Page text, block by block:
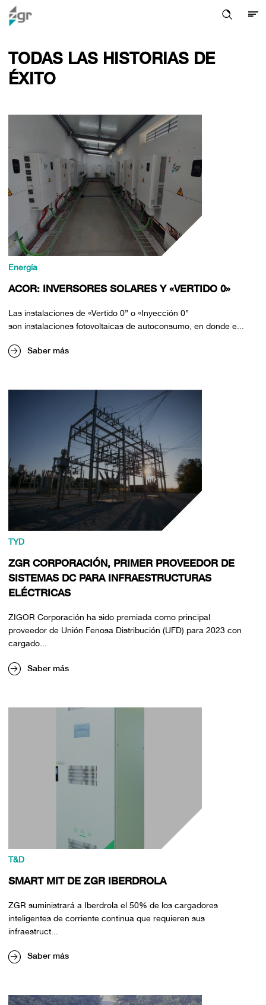
TODAS LAS HISTORIAS DE
ÉXITO
Energía
ACOR: INVERSORES SOLARES Y «VERTIDO 0»
Las instalaciones de «Vertido 0” o «Inyección 0”
son instalaciones fotovoltaicas de autoconsumo, en donde e...
Saber más
TYD
ZGR CORPORACIÓN, PRIMER PROVEEDOR DE
SISTEMAS DC PARA INFRAESTRUCTURAS
ELÉCTRICAS
ZIGOR Corporación ha sido premiada como principal
proveedor de Unión Fenosa Distribución (UFD) para 2023 con
cargado...
Saber más
T&D
SMART MIT DE ZGR IBERDROLA
ZGR suministrará a Iberdrola el 50% de los cargadores
inteligentes de corriente continua que requieren sus
infraestruct...
Saber más